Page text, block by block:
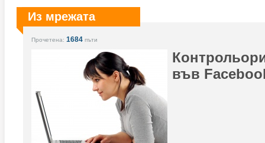
Из мрежата
Прочетена: 1684 пъти
във